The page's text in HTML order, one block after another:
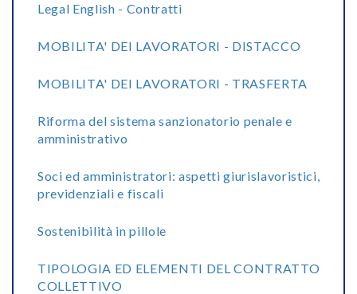
Legal English - Contratti
MOBILITA' DEI LAVORATORI - DISTACCO
MOBILITA' DEI LAVORATORI - TRASFERTA
Riforma del sistema sanzionatorio penale e
amministrativo
Soci ed amministratori: aspetti giurislavoristici,
previdenziali e fiscali
Sostenibilità in pillole
TIPOLOGIA ED ELEMENTI DEL CONTRATTO
COLLETTIVO